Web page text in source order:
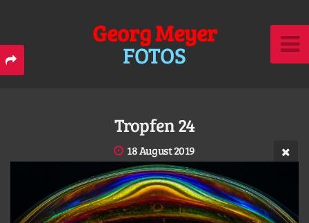
Georg Meyer
FOTOS
Tropfen 24
18 August 2019